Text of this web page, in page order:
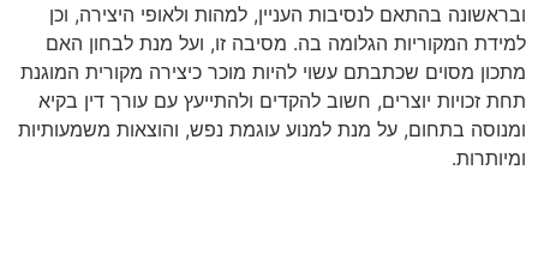
ובראשונה בהתאם לנסיבות העניין, למהות ולאופי היצירה, וכן
למידת המקוריות הגלומה בה. מסיבה זו, ועל מנת לבחון האם
מתכון מסוים שכתבתם עשוי להיות מוכר כיצירה מקורית המוגנת
תחת זכויות יוצרים, חשוב להקדים ולהתייעץ עם עורך דין בקיא
ומנוסה בתחום, על מנת למנוע עוגמת נפש, והוצאות משמעותיות
ומיותרות.